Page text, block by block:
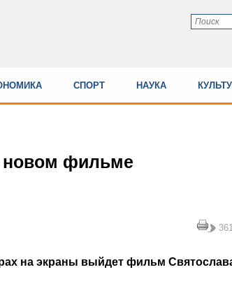
СПОРТ НАУКА
новом фильме
на экраны выйдет фильм